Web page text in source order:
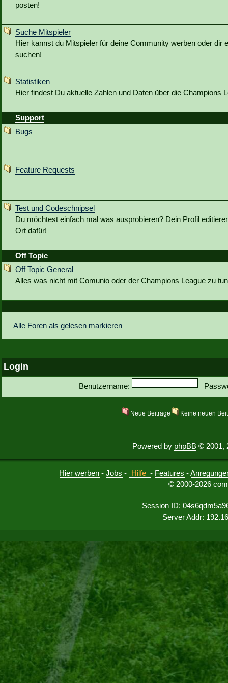
posten!
Suche Mitspieler
Hier kannst du Mitspieler für deine Community werben oder dir
suchen!
Statistiken
Hier findest Du aktuelle Zahlen und Daten über die Champions
Support
Bugs
Feature Requests
Test und Codeschnipsel
Du möchtest einfach mal was ausprobieren? Dein Profil
Ort dafür!
Off Topic
Off Topic General
Alles was nicht mit Comunio oder der Champions League zu
Alle Foren als gelesen markieren
Login
Benutzername:
Neue Beiträge Keine neuen
Powered by phpBB © 2001,
Hier werben -Jobs - Hilfe - Features -
© 2000-2026
Session ID:
Server Addr: